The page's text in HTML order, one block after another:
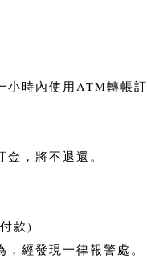
小時內使用ATM轉帳訂
，將不退還。
款)
經發現一律報警處。